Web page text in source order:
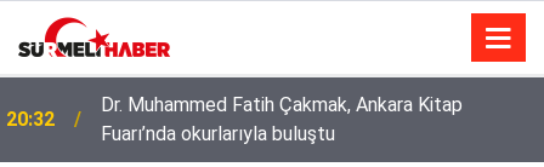
20:32
Dr. Muhammed Fatih Çakmak, Ankara Kitap
Fuarı’nda okurlarıyla buluştu
14:52
Diyanet İşleri Başkanlığı ile Türkiye Diyanet Vakfı
milyonları sevindirdi